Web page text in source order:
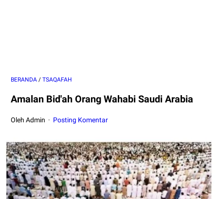
BERANDA / TSAQAFAH
Amalan Bid'ah Orang Wahabi Saudi Arabia
Oleh Admin Posting Komentar